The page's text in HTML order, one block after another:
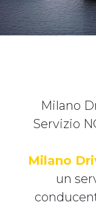
Milano
Servizio
Milano
un